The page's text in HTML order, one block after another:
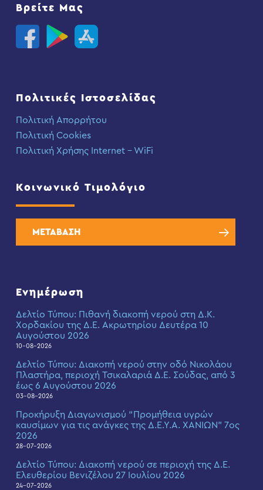
Βρείτε Μας
Πολιτικές Ιστοσελίδας
Πολιτική Απορρήτου
Πολιτική Cookies
Πολιτική Χρήσης Internet – WiFi
Κοινωνικό Τιμολόγιο
ΜΕΤΑΒΑΣΗ
Ενημέρωση
Δελτίο Τύπου: Πιθανή διακοπή νερού στη Δ.Κ.
Χορδακίου της Δ.Ε. Ακρωτηρίου Δευτέρα 10
Αυγούστου 2026
10-08-2026
Δελτίο Τύπου: Διακοπή νερού στην οδό Νικολάου
Πλαστήρα, περιοχή Τσικαλαριά Δ.Ε. Σούδας, από 3
έως 6 Αυγούστου 2026
03-08-2026
Προκήρυξη Διαγωνισμού “Προμήθεια υγρών
καυσίμων για τις ανάγκες της Δ.Ε.Υ.Α. ΧΑΝΙΩΝ” 7ος
2026
28-07-2026
Δελτίο Τύπου: Διακοπή νερού σε περιοχή της Δ.Ε.
Ελευθερίου Βενιζέλου 27 Ιουλίου 2026
24-07-2026